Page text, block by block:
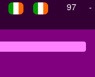
97 -